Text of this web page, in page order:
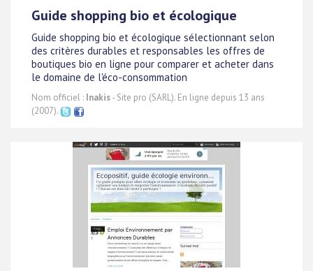
Guide shopping bio et écologique
Guide shopping bio et écologique sélectionnant selon
des critères durables et responsables les offres de
boutiques bio en ligne pour comparer et acheter dans
le domaine de l'éco-consommation
Nom officiel : Inakis- Site pro (SARL). En ligne depuis 13 ans
(2007).